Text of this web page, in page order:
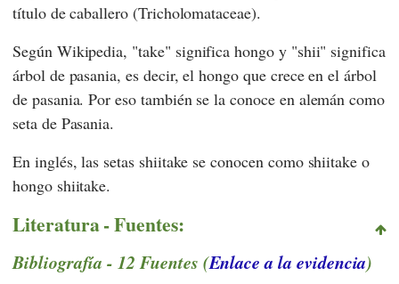
título de caballero (Tricholomataceae).
Según Wikipedia, "take" significa hongo y "shii" significa
árbol de pasania, es decir, el hongo que crece en el árbol
de pasania. Por eso también se la conoce en alemán como
seta de Pasania.
En inglés, las setas shiitake se conocen como shiitake o
hongo shiitake.
Literatura - Fuentes:
Bibliografía - 12 Fuentes (Enlace a la evidencia)